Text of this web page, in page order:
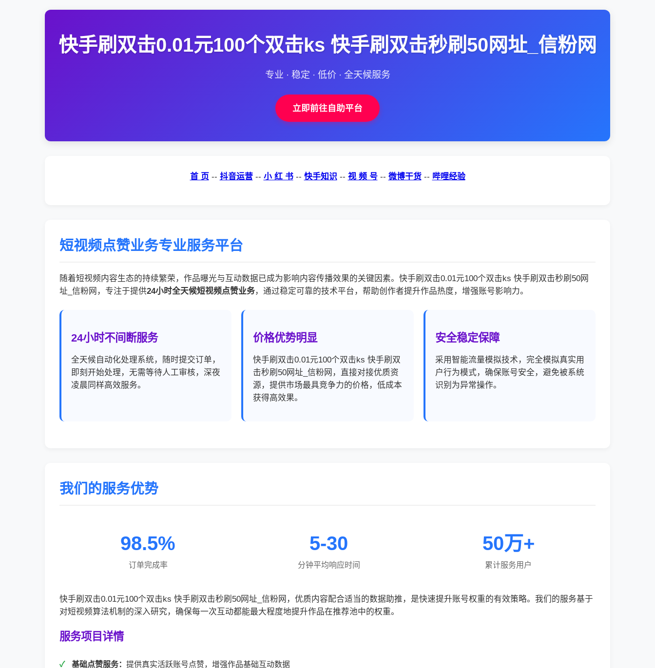
快手刷双击0.01元100个双击ks 快手刷双击秒刷50网址_信粉网
专业 · 稳定 · 低价 · 全天候服务
立即前往自助平台
首 页 -- 抖音运营-- 小 红 书-- 快手知识 -- 视 频 号-- 微博干货-- 哔哩经验
短视频点赞业务专业服务平台
随着短视频内容生态的持续繁荣，作品曝光与互动数据已成为影响内容传播效果的关键因素。快手刷双击0.01元100个双击ks 快手刷双击秒刷50网
址_信粉网，专注于提供24小时全天候短视频点赞业务，通过稳定可靠的技术平台，帮助创作者提升作品热度，增强账号影响力。
24小时不间断服务
全天候自动化处理系统，随时提交订单，
即刻开始处理，无需等待人工审核，深夜
凌晨同样高效服务。
价格优势明显
快手刷双击0.01元100个双击ks 快手刷双
击秒刷50网址_信粉网，直接对接优质资
源，提供市场最具竞争力的价格，低成本
获得高效果。
安全稳定保障
采用智能流量模拟技术，完全模拟真实用
户行为模式，确保账号安全，避免被系统
识别为异常操作。
我们的服务优势
98.5%
订单完成率
5-30
分钟平均响应时间
50万+
累计服务用户
快手刷双击0.01元100个双击ks 快手刷双击秒刷50网址_信粉网，优质内容配合适当的数据助推，是快速提升账号权重的有效策略。我们的服务基于
对短视频算法机制的深入研究，确保每一次互动都能最大程度地提升作品在推荐池中的权重。
服务项目详情
基础点赞服务： 提供真实活跃账号点赞，增强作品基础互动数据